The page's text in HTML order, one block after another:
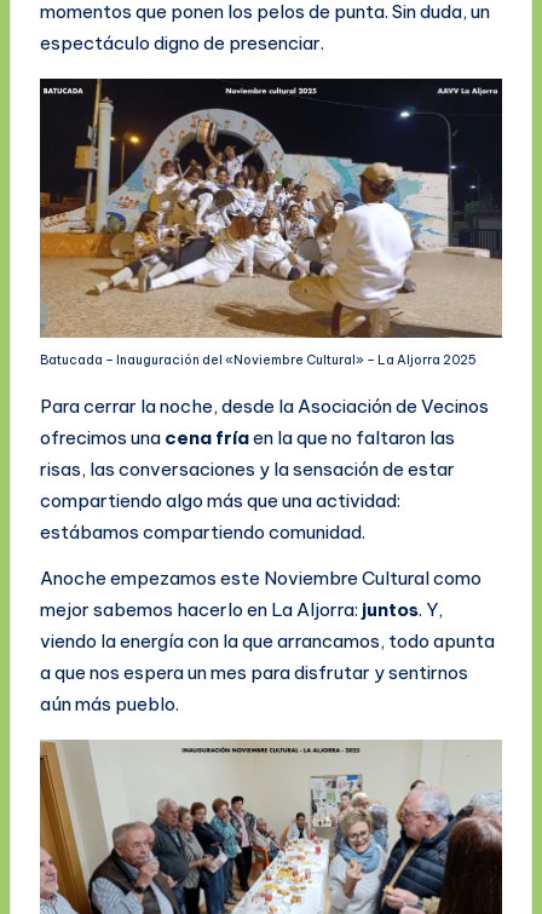
momentos que ponen los pelos de punta. Sin duda, un
espectáculo digno de presenciar.
Batucada – Inauguración del «Noviembre Cultural» – La Aljorra 2025
Para cerrar la noche, desde la Asociación de Vecinos
ofrecimos una cena fríaen la que no faltaron las
risas, las conversaciones y la sensación de estar
compartiendo algo más que una actividad:
estábamos compartiendo comunidad.
Anoche empezamos este Noviembre Cultural como
mejor sabemos hacerlo en La Aljorra: juntos. Y,
viendo la energía con la que arrancamos, todo apunta
a que nos espera un mes para disfrutar y sentirnos
aún más pueblo.